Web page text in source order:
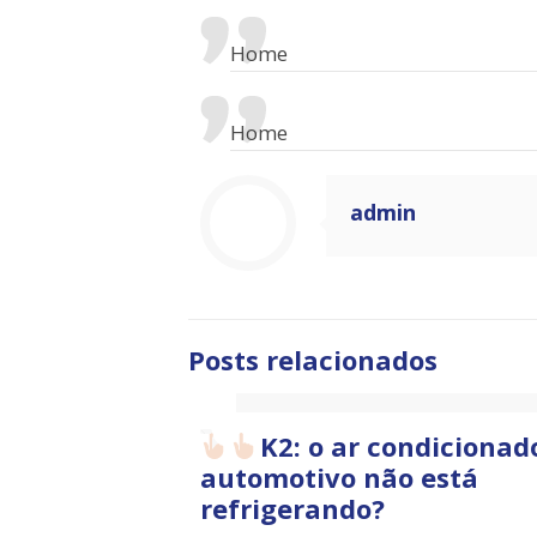
Home
Home
admin
Posts relacionados
K2: o ar
automotivo não está
refrigerando?